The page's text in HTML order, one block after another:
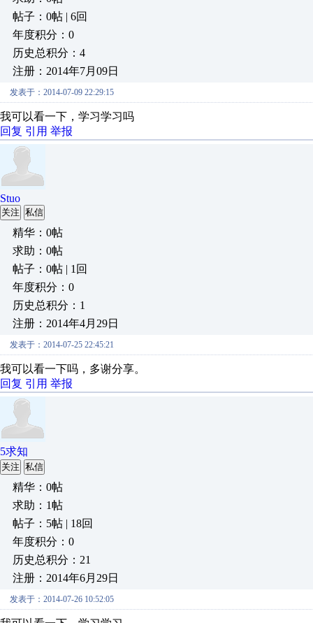
帖子：0帖 | 6回
年度积分：0
历史总积分：4
注册：2014年7月09日
发表于：2014-07-09 22:29:15
我可以看一下，学习学习吗
回复 引用 举报
Stuo
关注 私信
精华：0帖
求助：0帖
帖子：0帖 | 1回
年度积分：0
历史总积分：1
注册：2014年4月29日
发表于：2014-07-25 22:45:21
我可以看一下吗，多谢分享。
回复 引用 举报
5求知
关注 私信
精华：0帖
求助：1帖
帖子：5帖 | 18回
年度积分：0
历史总积分：21
注册：2014年6月29日
发表于：2014-07-26 10:52:05